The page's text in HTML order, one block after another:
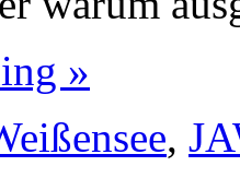
»
,